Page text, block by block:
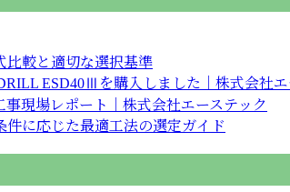
比較と適切な選択基準
ESD40Ⅲを購入しました｜株式会社エ
現場レポート｜株式会社エーステック
に応じた最適工法の選定ガイド